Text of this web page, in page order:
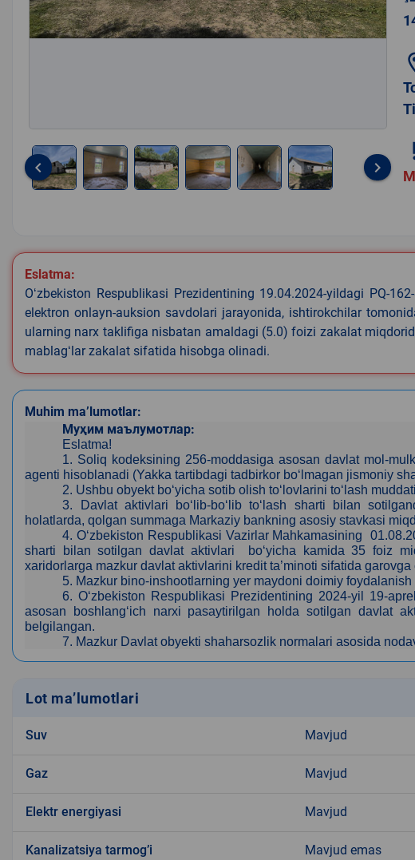
keyboard_arrow_left keyboard_arrow_right
Eslatma:
Oʻzbekiston Respublikasi Prezidentining 19.04.2024-yildagi PQ-
elektron onlayn-auksion savdolari jarayonida, ishtirokchilar
ularning narx taklifiga nisbatan amaldagi (5.0) foizi zakalat
mablagʻlar zakalat sifatida hisobga olinadi.
Muhim ma’lumotlar:
Муҳим маълумотлар:
Eslatma!
1. Soliq kodeksining 256-moddasiga asosan davlat mol-
agenti hisoblanadi (Yakka tartibdagi tadbirkor bo‘lmagan jismoniy
2. Ushbu obyekt bo‘yicha sotib olish to‘lov larini to‘lash
3. Davlat aktivlari bo‘lib-bo‘lib to‘lash sharti bilan
holatlarda, qolgan summaga Markaziy bankning asosiy stavkasi
4. O‘zbekiston Respublikasi Vazirlar Mahkamasining
sharti bilan sotilgan davlat aktivlari bo‘yicha kamida 35 foiz
xaridorlarga mazkur davlat aktivlarini kredit ta’minoti sifatida garovga
5. Mazkur bino-inshootlarning yer maydoni doimiy
6. O‘zbekiston Respublikasi Prezidentining 2024-yil 19-
asosan boshlang‘ich narxi pasaytirilgan holda sotilgan davlat
belgilangan.
7. Mazkur Davlat obyektishaharsozlik normalari asosida
Lot ma’lumotlari
Suv Mavjud
Gaz Mavjud
Elektr energiyasi Mavjud
Kanalizatsiya tarmogʼi Mavjud emas